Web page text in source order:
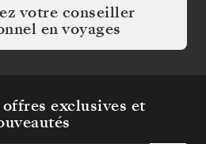
votre conseiller
en voyages
offres exclusives et